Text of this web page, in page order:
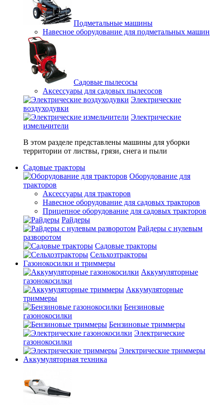
Подметальные машины
Навесное оборудование для подметальных машин
Садовые пылесосы
Аксессуары для садовых пылесосов
Электрические
воздуходувки
Электрические
измельчители
В этом разделе представлены машины для уборки
территории от листвы, грязи, снега и пыли
Садовые тракторы
Оборудование для
тракторов
Аксессуары для тракторов
Навесное оборудование для садовых тракторов
Прицепное оборудование для садовых тракторов
Райдеры
Райдеры с нулевым
разворотом
Садовые тракторы
Сельхозтракторы
Газонокосилки и триммеры
Аккумуляторные
газонокосилки
Аккумуляторные
триммеры
Бензиновые
газонокосилки
Бензиновые триммеры
Электрические
газонокосилки
Электрические триммеры
Аккумуляторная техника